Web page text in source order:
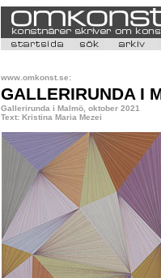
www.omkonst.se:
GALLERIRUNDA I
Gallerirunda i Malmö, oktober 2021
Text: Kristina Maria Mezei